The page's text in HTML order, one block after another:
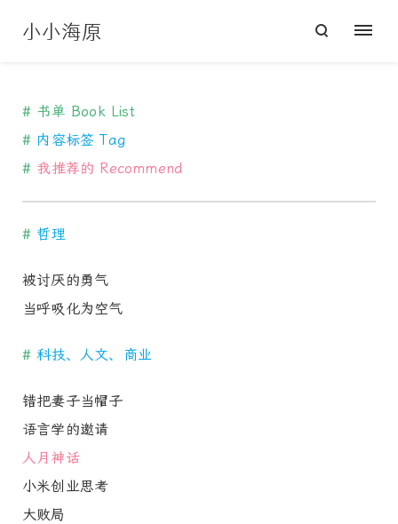
小小海原
# 书单 Book List
# 内容标签 Tag
# 我推荐的 Recommend
# 哲理
被讨厌的勇气
当呼吸化为空气
# 科技、人文、商业
错把妻子当帽子
语言学的邀请
人月神话
小米创业思考
大败局